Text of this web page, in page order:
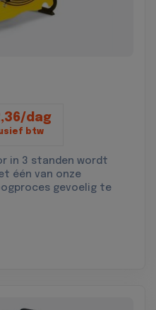
dag
btw
in 3 standen wordt
één van onze
gevoelig te